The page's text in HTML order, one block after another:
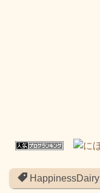
HappinessDairy